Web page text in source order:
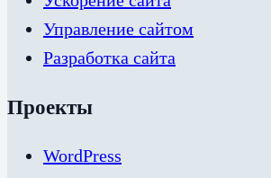
Управление сайтом
Разработка сайта
Проекты
WordPress